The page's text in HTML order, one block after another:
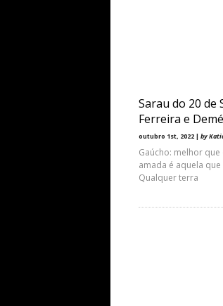
Sarau do 20 de
Ferreira e
outubro 1st, 2022 | by
Gaúcho: melhor que
amada é aquela
Qualquer terra